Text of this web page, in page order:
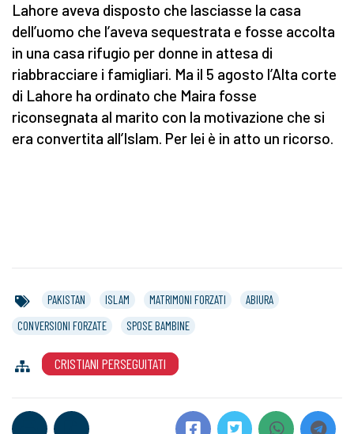
Lahore aveva disposto che lasciasse la casa
dell’uomo che l’aveva sequestrata e fosse accolta
in una casa rifugio per donne in attesa di
riabbracciare i famigliari. Ma il 5 agosto l’Alta corte
di Lahore ha ordinato che Maira fosse
riconsegnata al marito con la motivazione che si
era convertita all’Islam. Per lei è in atto un ricorso.
PAKISTAN ISLAM MATRIMONI FORZATI
ABIURA
CONVERSIONI FORZATE
SPOSE BAMBINE
CRISTIANI PERSEGUITATI